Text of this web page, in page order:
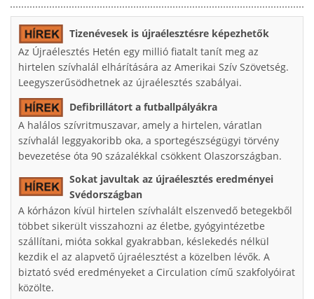
Tizenévesek is újraélesztésre képezhetők
Az Újraélesztés Hetén egy millió fiatalt tanít meg az
hirtelen szívhalál elhárítására az Amerikai Szív Szövetség.
Leegyszerűsödhetnek az újraélesztés szabályai.
Defibrillátort a futballpályákra
A halálos szívritmuszavar, amely a hirtelen, váratlan
szívhalál leggyakoribb oka, a sportegészségügyi törvény
bevezetése óta 90 százalékkal csökkent Olaszországban.
Sokat javultak az újraélesztés eredményei
Svédországban
A kórházon kívül hirtelen szívhalált elszenvedő betegekből
többet sikerült visszahozni az életbe, gyógyintézetbe
szállítani, mióta sokkal gyakrabban, késlekedés nélkül
kezdik el az alapvető újraélesztést a közelben lévők. A
biztató svéd eredményeket a Circulation című szakfolyóirat
közölte.